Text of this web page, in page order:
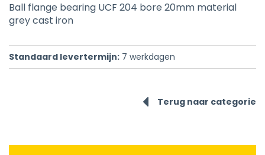
Ball flange bearing UCF 204 bore 20mm material
grey cast iron
Standaard levertermijn: 7 werkdagen
Terug naar categorie